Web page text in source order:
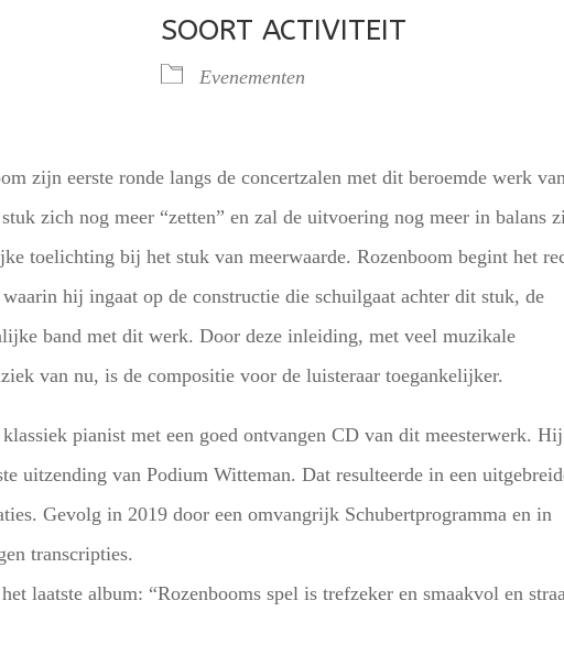
iCalendar
SOORT ACTIVITEIT
Evenementen
zijn eerste ronde langs de concertzalen met dit beroemde werk
zich nog meer “zetten” en zal de uitvoering nog meer in balans
toelichting bij het stuk van meerwaarde. Rozenboom begint het
hij ingaat op de constructie die schuilgaat achter dit stuk, de
band met dit werk. Door deze inleiding, met veel muzikale
van nu, is de compositie voor de luisteraar toegankelijker.
pianist met een goed ontvangen CD van dit meesterwerk. Hij
uitzending van Podium Witteman. Dat resulteerde in een
Gevolg in 2019 door een omvangrijk Schubertprogramma en in
transcripties.
laatste album: “Rozenbooms spel is trefzeker en smaakvol en